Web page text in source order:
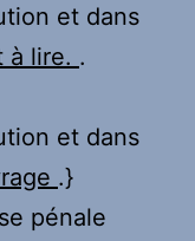
et dans
à lire. .
et dans
.}
pénale